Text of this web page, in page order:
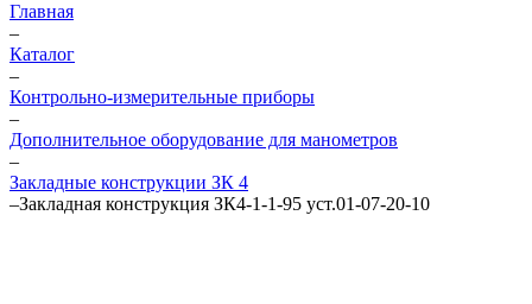
Главная
–
Каталог
–
Контрольно-измерительные приборы
–
Дополнительное оборудование для манометров
–
Закладные конструкции ЗК 4
–Закладная конструкция ЗК4-1-1-95 уст.01-07-20-10